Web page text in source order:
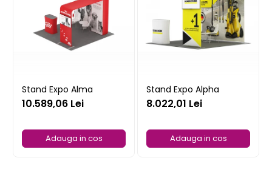
Stand Expo Alma
10.589,06 Lei
Adauga in cos
Stand Expo Alpha
8.022,01 Lei
Adauga in cos